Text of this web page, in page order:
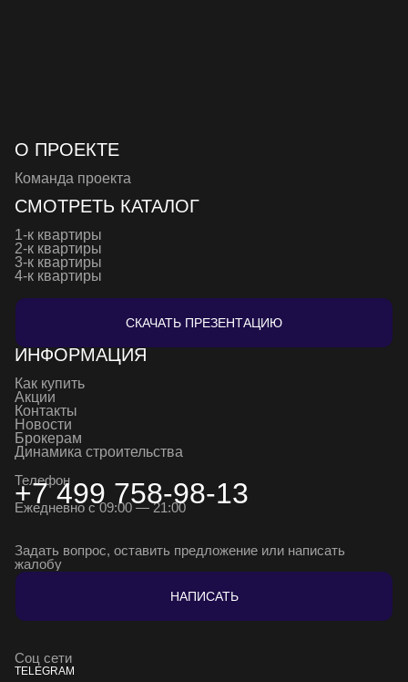
О ПРОЕКТЕ
Команда проекта
СМОТРЕТЬ КАТАЛОГ
1-к квартиры
2-к квартиры
3-к квартиры
4-к квартиры
СКАЧАТЬ ПРЕЗЕНТАЦИЮ
ИНФОРМАЦИЯ
Как купить
Акции
Контакты
Новости
Брокерам
Динамика строительства
Телефон
+7 499 758-98-13
Ежедневно с 09:00 — 21:00
Задать вопрос, оставить предложение или написать
жалобу
НАПИСАТЬ
Соц сети
TELEGRAM